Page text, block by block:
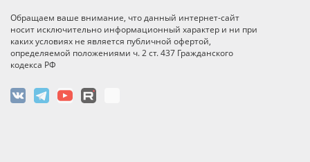
Обращаем ваше внимание, что данный интернет-сайт
носит исключительно информационный характер и ни при
каких условиях не является публичной офертой,
определяемой положениями ч. 2 ст. 437 Гражданского
кодекса РФ